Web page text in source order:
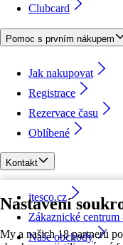
Nastavení
My a našich 18 partnerů
Clubcard
Pomoc s prvním nákupem
Jak nakupovat
Registrace
Rezervace času
Oblíbené
Kontakt
itesco.cz
Zákaznické
Naše obchody